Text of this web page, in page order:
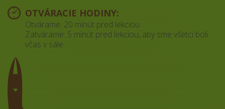
OTVÁRACIE HODINY:
Otvárame: 20 minút pred lekciou
Zatvárame: 5 minút pred lekciou, aby sme všetci boli
včas v sále